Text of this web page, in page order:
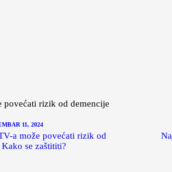
11, 2024
a može povećati rizik od
se zaštititi?